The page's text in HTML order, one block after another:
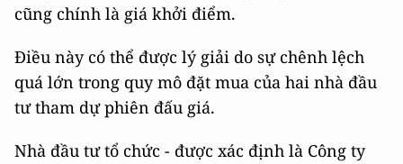
cũng chính là giá khởi điểm.
Điều này có thể được lý giải do sự chênh lệch
quá lớn trong quy mô đặt mua của hai nhà đầu
tư tham dự phiên đấu giá.
Nhà đầu tư tổ chức - được xác định là Công ty